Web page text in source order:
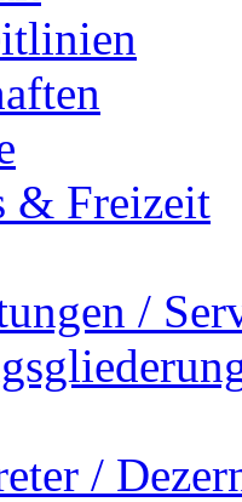
& Freizeit
/
/